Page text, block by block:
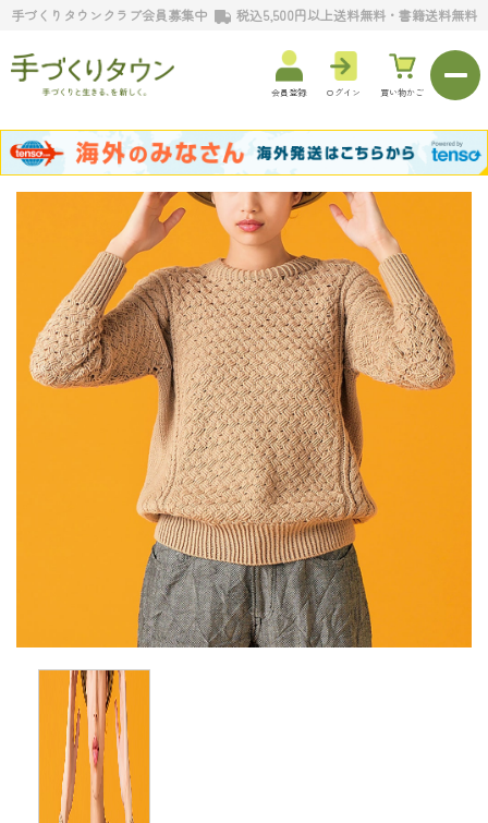
手づくりタウンクラブ会員募集中 税込5,500円以上送料無料・書籍送料無料
会員登録 ログイン 買い物かご